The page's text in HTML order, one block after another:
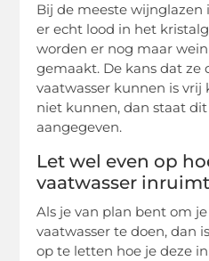
Bij de meeste wijnglazen
er echt lood in het
worden er nog maar
gemaakt. De kans dat ze
vaatwasser kunnen is
niet kunnen, dan staat
aangegeven.
Let wel even op
vaatwasser
Als je van plan bent om
vaatwasser te doen, dan
op te letten hoe je deze